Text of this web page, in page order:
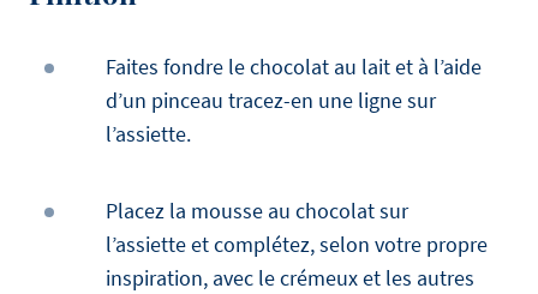
Faites fondre le chocolat au lait et à l’aide
d’un pinceau tracez-en une ligne sur
l’assiette.
Placez la mousse au chocolat sur
l’assiette et complétez, selon votre propre
inspiration, avec le crémeux et les autres